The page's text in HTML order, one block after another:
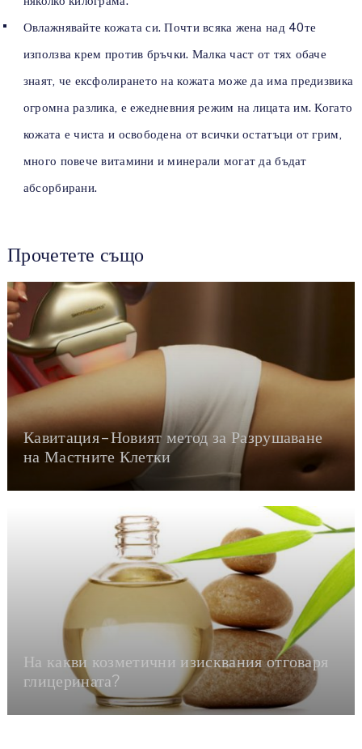
Овлажнявайте кожата си. Почти всяка жена над 40те
използва крем против бръчки. Малка част от тях обаче
знаят, че ексфолирането на кожата може да има предизвика
огромна разлика, е ежедневния режим на лицата им. Когато
кожата е чиста и освободена от всички остатъци от грим,
много повече витамини и минерали могат да бъдат
абсорбирани.
Прочетете също
Кавитация – Новият метод за Разрушаване
на Мастните Клетки
На какви козметични изисквания отговаря
глицерината?